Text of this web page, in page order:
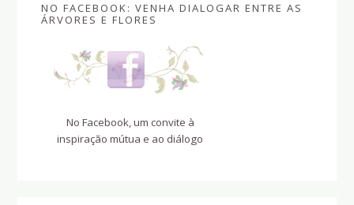
NO FACEBOOK: VENHA DIALOGAR ENTRE AS
ÁRVORES E FLORES
No Facebook, um convite à
inspiração mútua e ao diálogo